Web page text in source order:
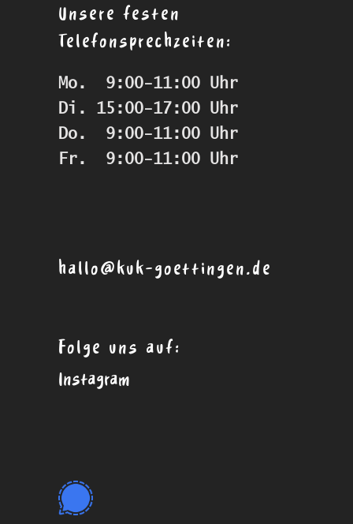
Unsere festen
Telefonsprechzeiten:
Mo.  9:00-11:00 Uhr
Di. 15:00-17:00 Uhr
Do.  9:00-11:00 Uhr
Fr.  9:00-11:00 Uhr
hallo@kuk-goettingen.de
Folge uns auf:
Instagram